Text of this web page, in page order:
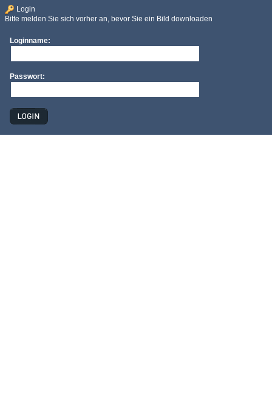
Login
Bitte melden Sie sich vorher an, bevor Sie ein Bild downloaden
Loginname:
Passwort: